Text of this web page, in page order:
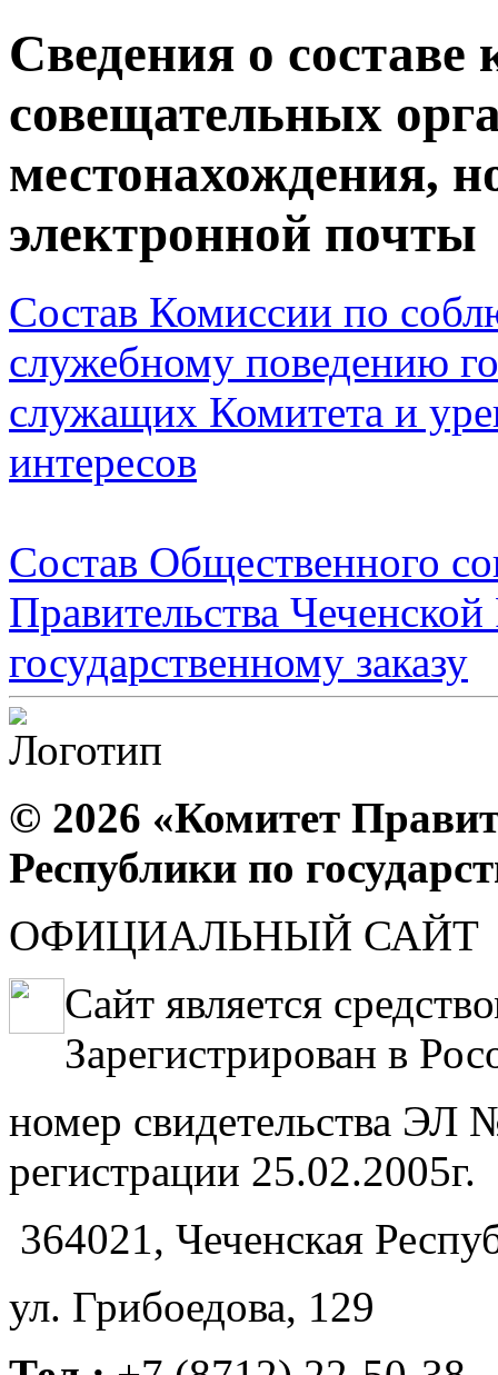
Сведения о
совещательных
местонахождения,
электронной почты
Состав Комиссии по
служебному поведению
служащих Комитета и
интересов
Состав Общественного
Правительства
государственному заказу
© 2026 «Комитет
Республики по
ОФИЦИАЛЬНЫЙ САЙТ
Сайт является
Зарегистрирован в
номер свидетельства
регистрации 25.02.2005г.
364021, Чеченская
ул. Грибоедова, 129